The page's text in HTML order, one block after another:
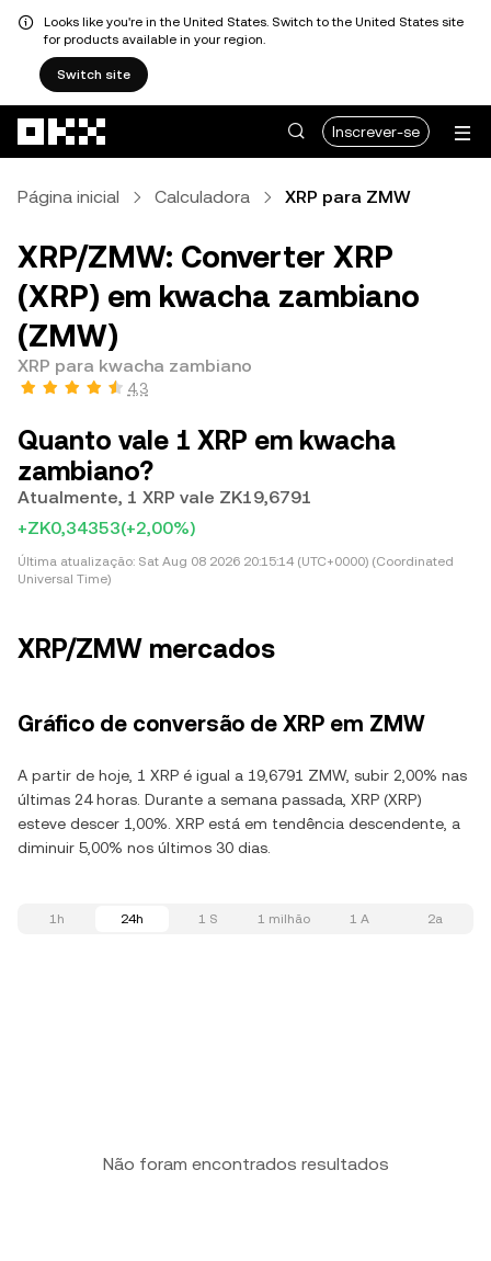
Looks like you're in the United States. Switch to the United States site
for products available in your region.
Switch site
Inscrever-se
Página inicial Calculadora XRP para ZMW
XRP/ZMW: Converter XRP
(XRP) em kwacha zambiano
(ZMW)
XRP para kwacha zambiano
4,3
Quanto vale 1 XRP em kwacha
zambiano?
Atualmente, 1 XRP vale ZK19,6791
+ZK0,34353(+2,00%)
Última atualização: Sat Aug 08 2026 20:15:14 (UTC+0000) (Coordinated
Universal Time)
XRP/ZMW mercados
Gráfico de conversão de XRP em ZMW
A partir de hoje, 1 XRP é igual a 19,6791 ZMW, subir 2,00% nas
últimas 24 horas. Durante a semana passada, XRP (XRP)
esteve descer 1,00%. XRP está em tendência descendente, a
diminuir 5,00% nos últimos 30 dias.
1h 24h 1 S 1 milhão 1 A 2a
Não foram encontrados resultados